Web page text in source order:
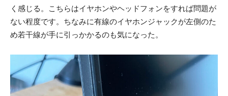
く感じる。こちらはイヤホンやヘッドフォンをすれば問題が
ない程度です。ちなみに有線のイヤホンジャックが左側のた
め若干線が手に引っかかるのも気になった。